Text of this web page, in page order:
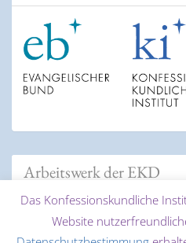
Arbeitswerk der EKD
Das Konfessionskundliche
Website